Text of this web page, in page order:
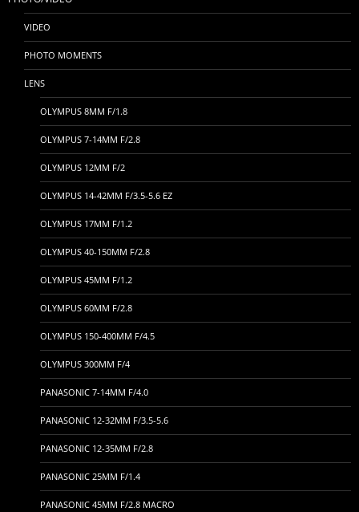
VIDEO
PHOTO MOMENTS
LENS
OLYMPUS 8MM F/1.8
OLYMPUS 7-14MM F/2.8
OLYMPUS 12MM F/2
OLYMPUS 14-42MM F/3.5-5.6 EZ
OLYMPUS 17MM F/1.2
OLYMPUS 40-150MM F/2.8
OLYMPUS 45MM F/1.2
OLYMPUS 60MM F/2.8
OLYMPUS 150-400MM F/4.5
OLYMPUS 300MM F/4
PANASONIC 7-14MM F/4.0
PANASONIC 12-32MM F/3.5-5.6
PANASONIC 12-35MM F/2.8
PANASONIC 25MM F/1.4
PANASONIC 45MM F/2.8 MACRO